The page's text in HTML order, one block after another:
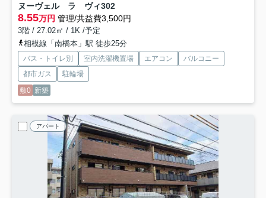
ヌーヴェル ラ ヴィ302
8.55万円 管理/共益費3,500円
3階 / 27.02㎡ / 1K /予定
相模線「南橋本」駅 徒歩25分
バス・トイレ別 室内洗濯機置場 エアコン
バルコニー
都市ガス
駐輪場
敷0 新築
アパート